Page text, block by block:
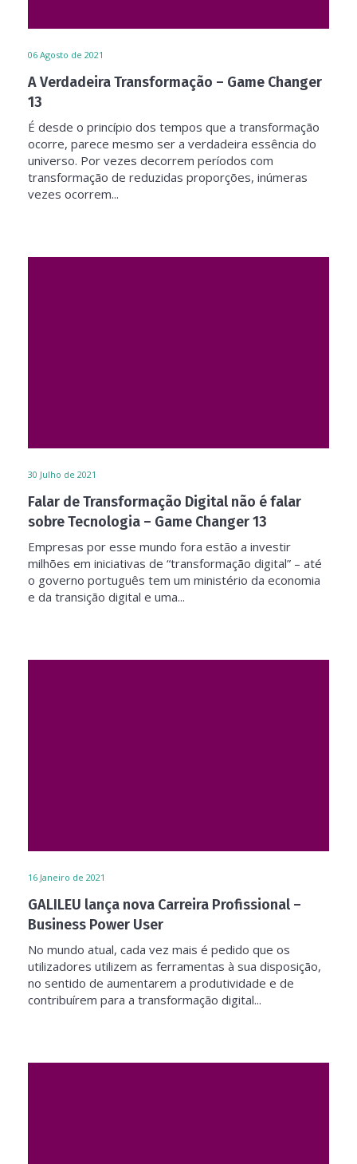
06 Agosto de 2021
A Verdadeira Transformação – Game Changer
13
É desde o princípio dos tempos que a transformação
ocorre, parece mesmo ser a verdadeira essência do
universo. Por vezes decorrem períodos com
transformação de reduzidas proporções, inúmeras
vezes ocorrem...
30 Julho de 2021
Falar de Transformação Digital não é falar
sobre Tecnologia – Game Changer 13
Empresas por esse mundo fora estão a investir
milhões em iniciativas de “transformação digital” – até
o governo português tem um ministério da economia
e da transição digital e uma...
16 Janeiro de 2021
GALILEU lança nova Carreira Profissional –
Business Power User
No mundo atual, cada vez mais é pedido que os
utilizadores utilizem as ferramentas à sua disposição,
no sentido de aumentarem a produtividade e de
contribuírem para a transformação digital...